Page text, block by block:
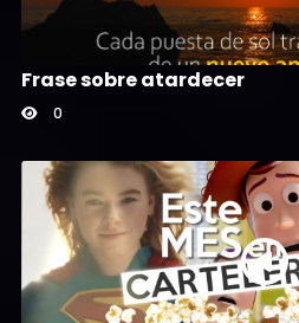
Frase sobre atardecer
0